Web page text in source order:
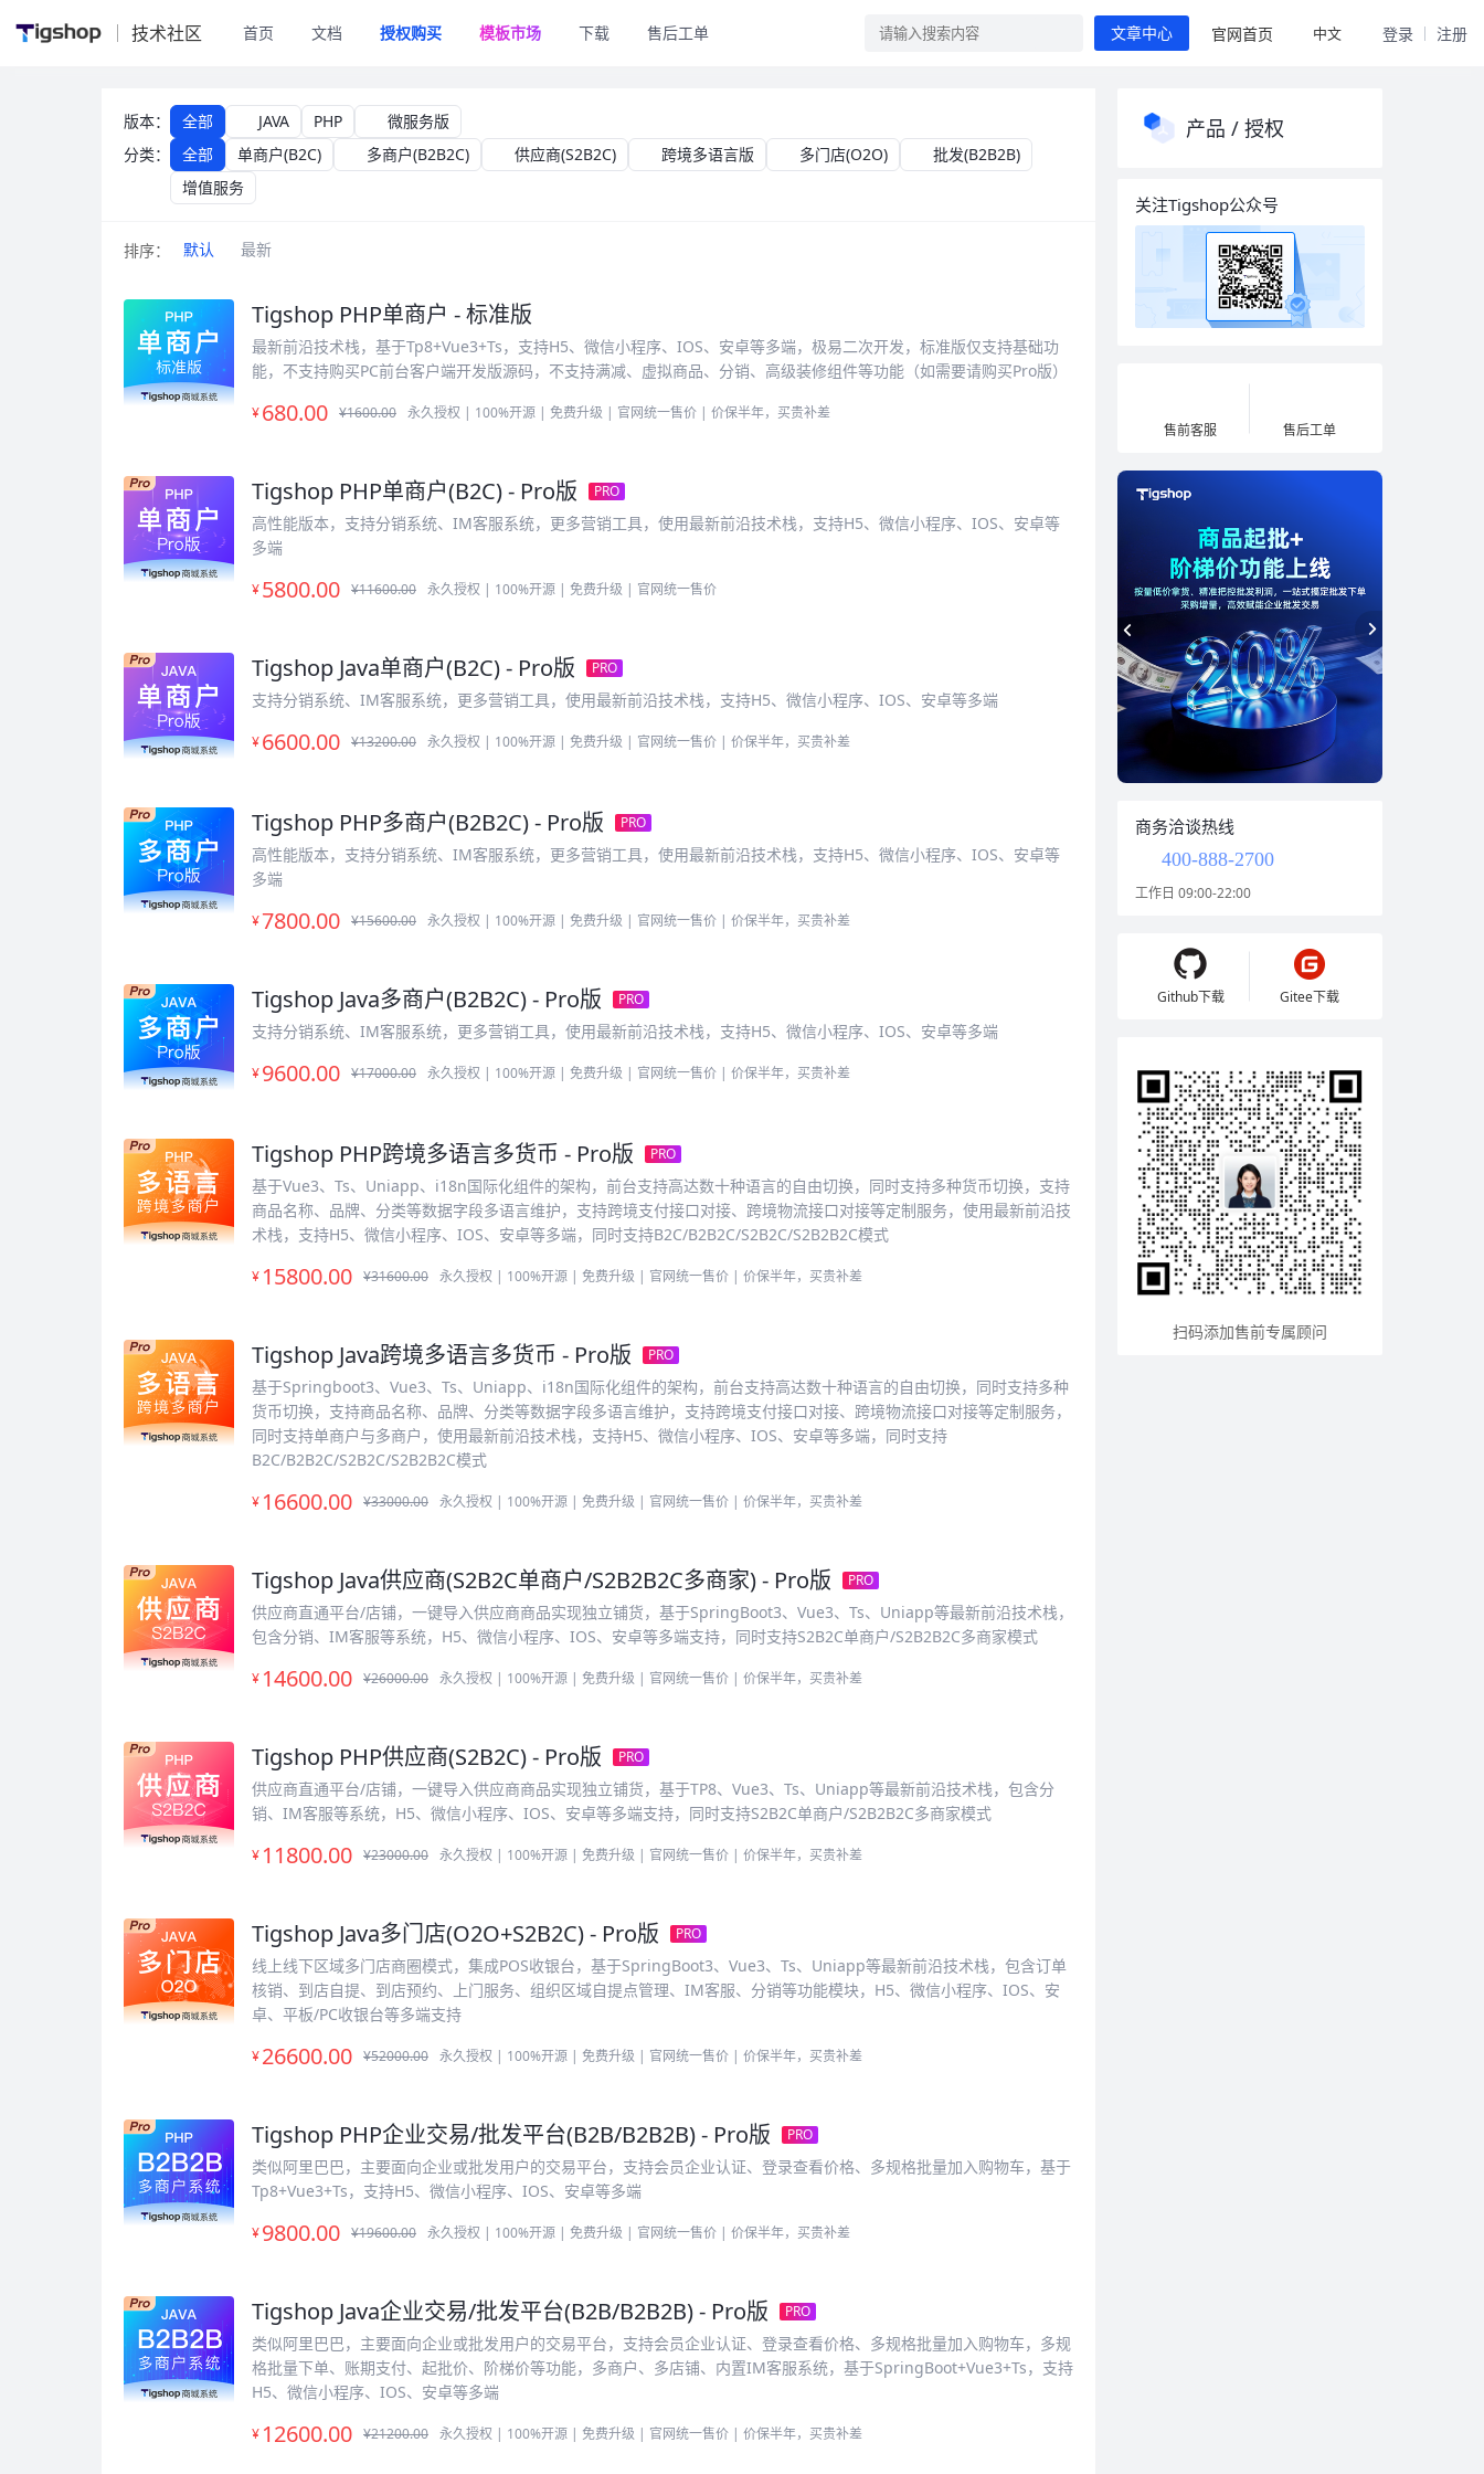
技术社区 首页 文档 授权购买 模板市场 下载 售后工单 文章中心 官网首页 中文 登录 注册
版本： 全部 JAVA PHP
微服务版
分类：
全部 单商户(B2C) 多商户(B2B2C) 供应商(S2B2C) 跨境多语言版 多门店(O2O)
批发(B2B2B)
增值服务
排序： 默认 最新
Tigshop PHP单商户 - 标准版
最新前沿技术栈，基于Tp8+Vue3+Ts，支持H5、微信小程序、IOS、安卓等多端，极易二次开发，标准版仅支持基础功
能，不支持购买PC前台客户端开发版源码，不支持满减、虚拟商品、分销、高级装修组件等功能（如需要请购买Pro版）
¥680.00 ¥1600.00 永久授权 | 100%开源 | 免费升级 | 官网统一售价 | 价保半年，买贵补差
Tigshop PHP单商户(B2C) - Pro版 PRO
高性能版本，支持分销系统、IM客服系统，更多营销工具，使用最新前沿技术栈，支持H5、微信小程序、IOS、安卓等
多端
¥5800.00 ¥11600.00 永久授权 | 100%开源 | 免费升级 | 官网统一售价
Tigshop Java单商户(B2C) - Pro版 PRO
支持分销系统、IM客服系统，更多营销工具，使用最新前沿技术栈，支持H5、微信小程序、IOS、安卓等多端
¥6600.00 ¥13200.00 永久授权 | 100%开源 | 免费升级 | 官网统一售价 | 价保半年，买贵补差
Tigshop PHP多商户(B2B2C) - Pro版 PRO
高性能版本，支持分销系统、IM客服系统，更多营销工具，使用最新前沿技术栈，支持H5、微信小程序、IOS、安卓等
多端
¥7800.00 ¥15600.00 永久授权 | 100%开源 | 免费升级 | 官网统一售价 | 价保半年，买贵补差
Tigshop Java多商户(B2B2C) - Pro版 PRO
支持分销系统、IM客服系统，更多营销工具，使用最新前沿技术栈，支持H5、微信小程序、IOS、安卓等多端
¥9600.00 ¥17000.00 永久授权 | 100%开源 | 免费升级 | 官网统一售价 | 价保半年，买贵补差
Tigshop PHP跨境多语言多货币 - Pro版 PRO
基于Vue3、Ts、Uniapp、i18n国际化组件的架构，前台支持高达数十种语言的自由切换，同时支持多种货币切换，支持
商品名称、品牌、分类等数据字段多语言维护，支持跨境支付接口对接、跨境物流接口对接等定制服务，使用最新前沿技
术栈，支持H5、微信小程序、IOS、安卓等多端，同时支持B2C/B2B2C/S2B2C/S2B2B2C模式
¥ 15800.00 ¥31600.00 永久授权 | 100%开源 | 免费升级 | 官网统一售价 | 价保半年，买贵补差
Tigshop Java跨境多语言多货币 - Pro版 PRO
基于Springboot3、Vue3、Ts、Uniapp、i18n国际化组件的架构，前台支持高达数十种语言的自由切换，同时支持多种
货币切换，支持商品名称、品牌、分类等数据字段多语言维护，支持跨境支付接口对接、跨境物流接口对接等定制服务，
同时支持单商户与多商户，使用最新前沿技术栈，支持H5、微信小程序、IOS、安卓等多端，同时支持
B2C/B2B2C/S2B2C/S2B2B2C模式
¥ 16600.00 ¥33000.00 永久授权 | 100%开源 | 免费升级 | 官网统一售价 | 价保半年，买贵补差
Tigshop Java供应商(S2B2C单商户/S2B2B2C多商家) - Pro版 PRO
供应商直通平台/店铺，一键导入供应商商品实现独立铺货，基于SpringBoot3、Vue3、Ts、Uniapp等最新前沿技术栈，
包含分销、IM客服等系统，H5、微信小程序、IOS、安卓等多端支持，同时支持S2B2C单商户/S2B2B2C多商家模式
¥ 14600.00 ¥26000.00 永久授权 | 100%开源 | 免费升级 | 官网统一售价 | 价保半年，买贵补差
Tigshop PHP供应商(S2B2C) - Pro版 PRO
供应商直通平台/店铺，一键导入供应商商品实现独立铺货，基于TP8、Vue3、Ts、Uniapp等最新前沿技术栈，包含分
销、IM客服等系统，H5、微信小程序、IOS、安卓等多端支持，同时支持S2B2C单商户/S2B2B2C多商家模式
¥ 11800.00 ¥23000.00 永久授权 | 100%开源 | 免费升级 | 官网统一售价 | 价保半年，买贵补差
Tigshop Java多门店(O2O+S2B2C) - Pro版 PRO
线上线下区域多门店商圈模式，集成POS收银台，基于SpringBoot3、Vue3、Ts、Uniapp等最新前沿技术栈，包含订单
核销、到店自提、到店预约、上门服务、组织区域自提点管理、IM客服、分销等功能模块，H5、微信小程序、IOS、安
卓、平板/PC收银台等多端支持
¥26600.00 ¥52000.00 永久授权 | 100%开源 | 免费升级 | 官网统一售价 | 价保半年，买贵补差
Tigshop PHP企业交易/批发平台(B2B/B2B2B) - Pro版 PRO
类似阿里巴巴，主要面向企业或批发用户的交易平台，支持会员企业认证、登录查看价格、多规格批量加入购物车，基于
Tp8+Vue3+Ts，支持H5、微信小程序、IOS、安卓等多端
¥9800.00 ¥19600.00 永久授权 | 100%开源 | 免费升级 | 官网统一售价 | 价保半年，买贵补差
Tigshop Java企业交易/批发平台(B2B/B2B2B) - Pro版 PRO
类似阿里巴巴，主要面向企业或批发用户的交易平台，支持会员企业认证、登录查看价格、多规格批量加入购物车，多规
格批量下单、账期支付、起批价、阶梯价等功能，多商户、多店铺、内置IM客服系统，基于SpringBoot+Vue3+Ts，支持
H5、微信小程序、IOS、安卓等多端
¥ 12600.00 ¥21200.00 永久授权 | 100%开源 | 免费升级 | 官网统一售价 | 价保半年，买贵补差
产品 / 授权
关注Tigshop公众号
售前客服 售后工单
商务洽谈热线
400-888-2700
工作日 09:00-22:00
Github下载 Gitee下载
扫码添加售前专属顾问